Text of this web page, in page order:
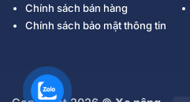
Chính sách bán hàng
Chính sách bảo mật thông tin